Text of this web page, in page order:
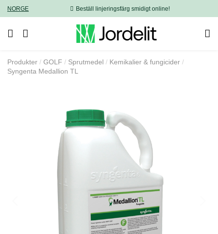
NORGE Beställ linjeringsfärg smidigt online!
Produkter GOLF Sprutmedel
Kemikalier & fungicider
Syngenta Medallion TL